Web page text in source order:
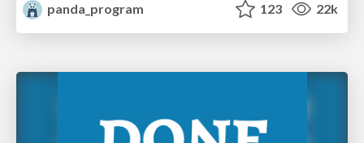
panda_program
123 22k